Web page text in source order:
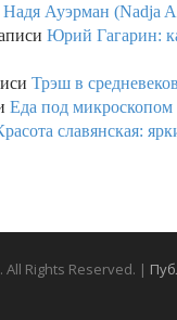
Надя Ауэрман (Nadja
Юрий Гагарин:
Трэш в
Еда под микроскопом
славянская:
. All Rights Reserved. |